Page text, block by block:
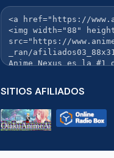
SITIOS AFILIADOS